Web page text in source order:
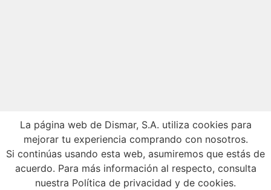
La página web de Dismar, S.A. utiliza cookies para
mejorar tu experiencia comprando con nosotros.
Si continúas usando esta web, asumiremos que estás de
acuerdo. Para más información al respecto, consulta
nuestra Política de privacidad y de cookies.